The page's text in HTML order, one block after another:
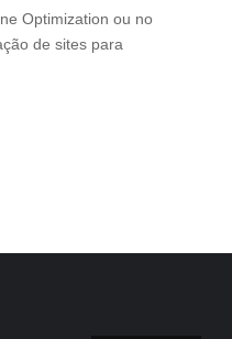
Optimization ou no
de sites para